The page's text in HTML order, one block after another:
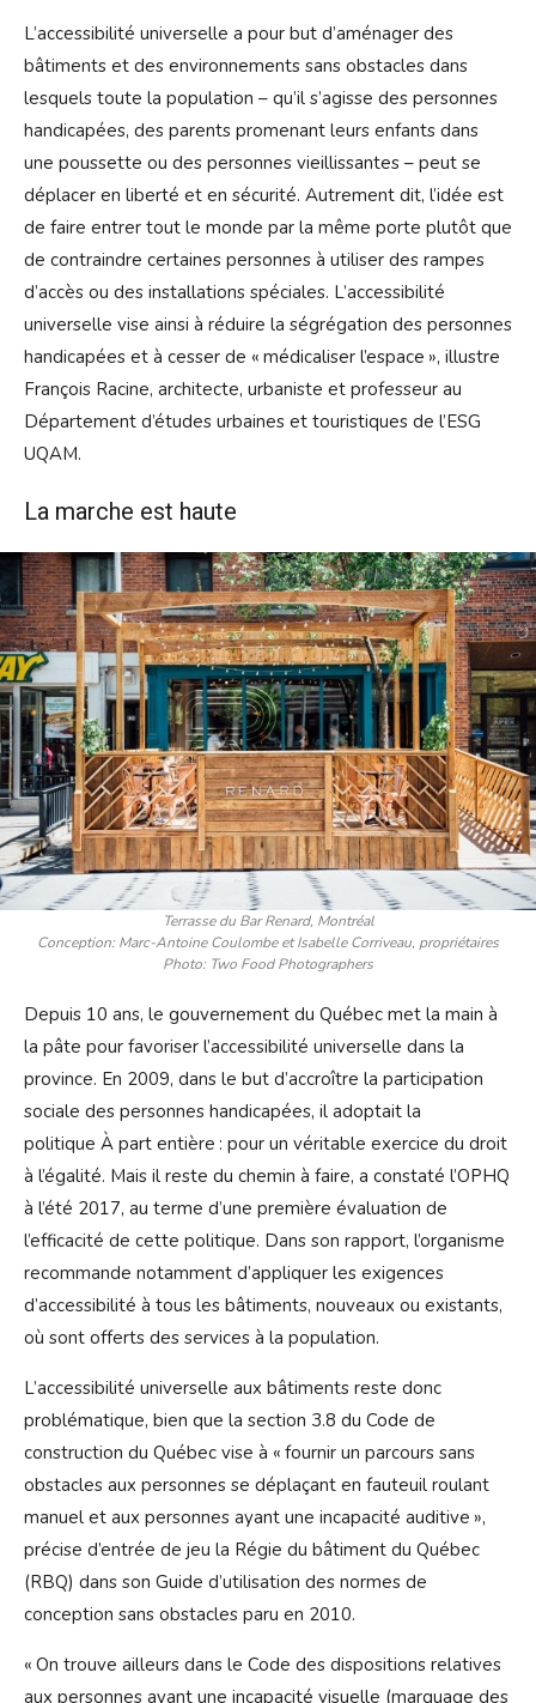
L’accessibilité universelle a pour but d’aménager des
bâtiments et des environnements sans obstacles dans
lesquels toute la population – qu’il s’agisse des personnes
handicapées, des parents promenant leurs enfants dans
une poussette ou des personnes vieillissantes – peut se
déplacer en liberté et en sécurité. Autrement dit, l’idée est
de faire entrer tout le monde par la même porte plutôt que
de contraindre certaines personnes à utiliser des rampes
d’accès ou des installations spéciales. L’accessibilité
universelle vise ainsi à réduire la ségrégation des personnes
handicapées et à cesser de « médicaliser l’espace », illustre
François Racine, architecte, urbaniste et professeur au
Département d’études urbaines et touristiques de l’ESG
UQAM.
La marche est haute
Terrasse du Bar Renard, Montréal
Conception: Marc-Antoine Coulombe et Isabelle Corriveau, propriétaires
Photo: Two Food Photographers
Depuis 10 ans, le gouvernement du Québec met la main à
la pâte pour favoriser l’accessibilité universelle dans la
province. En 2009, dans le but d’accroître la participation
sociale des personnes handicapées, il adoptait la
politique À part entière : pour un véritable exercice du droit
à l’égalité. Mais il reste du chemin à faire, a constaté l’OPHQ
à l’été 2017, au terme d’une première évaluation de
l’efficacité de cette politique. Dans son rapport, l’organisme
recommande notamment d’appliquer les exigences
d’accessibilité à tous les bâtiments, nouveaux ou existants,
où sont offerts des services à la population.
L’accessibilité universelle aux bâtiments reste donc
problématique, bien que la section 3.8 du Code de
construction du Québec vise à « fournir un parcours sans
obstacles aux personnes se déplaçant en fauteuil roulant
manuel et aux personnes ayant une incapacité auditive »,
précise d’entrée de jeu la Régie du bâtiment du Québec
(RBQ) dans son Guide d’utilisation des normes de
conception sans obstacles paru en 2010.
« On trouve ailleurs dans le Code des dispositions relatives
aux personnes ayant une incapacité visuelle (marquage des